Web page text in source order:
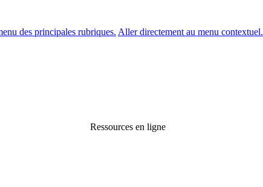
des principales rubriques. Aller directement au menu contextuel.
Ressources en ligne